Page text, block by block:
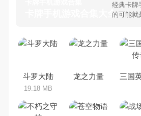
卡牌手机游戏合集大全 >
经典卡牌
的可能就
牌手机
乐途下
集，欢
斗罗大陆
19.18 MB
龙之力量 三国